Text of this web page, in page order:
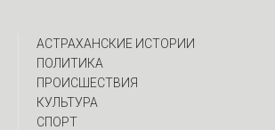
АСТРАХАНСКИЕ ИСТОРИИ
ПОЛИТИКА
ПРОИСШЕСТВИЯ
КУЛЬТУРА
СПОРТ